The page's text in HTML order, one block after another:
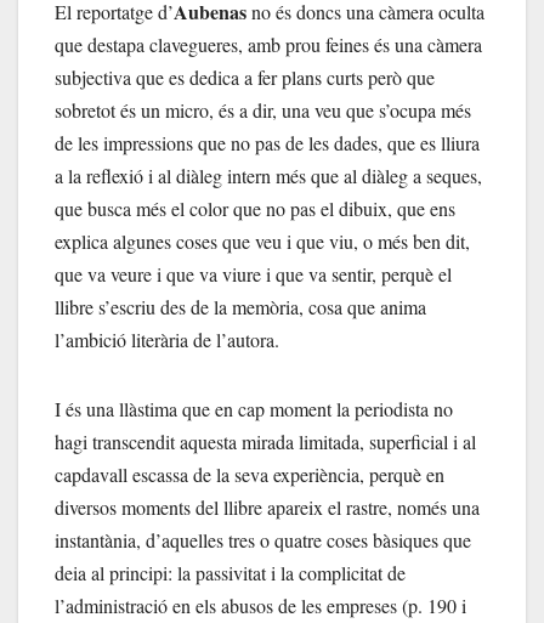
El reportatge d’Aubenasno és doncs una càmera oculta
que destapa clavegueres, amb prou feines és una càmera
subjectiva que es dedica a fer plans curts però que
sobretot és un micro, és a dir, una veu que s’ocupa més
de les impressions que no pas de les dades, que es lliura
a la reflexió i al diàleg intern més que al diàleg a seques,
que busca més el color que no pas el dibuix, que ens
explica algunes coses que veu i que viu, o més ben dit,
que va veure i que va viure i que va sentir, perquè el
llibre s’escriu des de la memòria, cosa que anima
l’ambició literària de l’autora.
I és una llàstima que en cap moment la periodista no
hagi transcendit aquesta mirada limitada, superficial i al
capdavall escassa de la seva experiència, perquè en
diversos moments del llibre apareix el rastre, només una
instantània, d’aquelles tres o quatre coses bàsiques que
deia al principi: la passivitat i la complicitat de
l’administració en els abusos de les empreses (p. 190 i